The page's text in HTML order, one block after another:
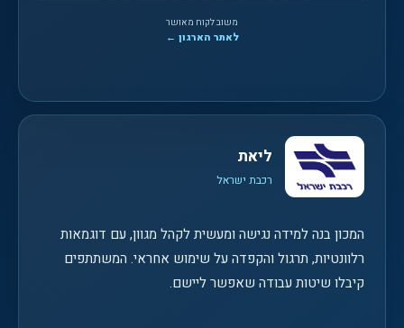
משוב לקוח מאושר
לאתר הארגון ←
ליאת
רכבת ישראל
המכון בנה למידה נגישה ומעשית לקהל מגוון, עם דוגמאות
רלוונטיות, תרגול והקפדה על שימוש אחראי. המשתתפים
קיבלו שיטות עבודה שאפשר ליישם.